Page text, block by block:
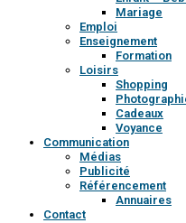
Mariage
Emploi
Enseignement
Formation
Loisirs
Shopping
Cadeaux
Voyance
Communication
Médias
Publicité
Référencement
Annuaires
Contact